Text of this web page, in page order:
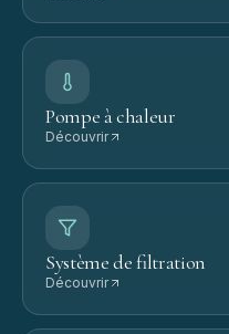
Pompe à chaleur
Découvrir
Système de filtration
Découvrir